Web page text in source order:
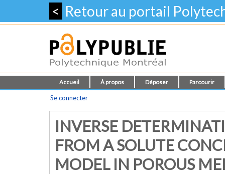
< Retour au portail
Accueil À propos Déposer Parcourir
Se connecter
INVERSE
FROM A SOLUTE
MODEL IN POROUS